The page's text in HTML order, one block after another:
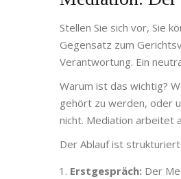
Stellen Sie sich vor, Sie
Gegensatz zum
Verantwortung. Ein
Warum ist das wichtig?
gehört zu werden, oder
nicht. Mediation arbeitet
Der Ablauf ist strukturiert
Erstgespräch: Der